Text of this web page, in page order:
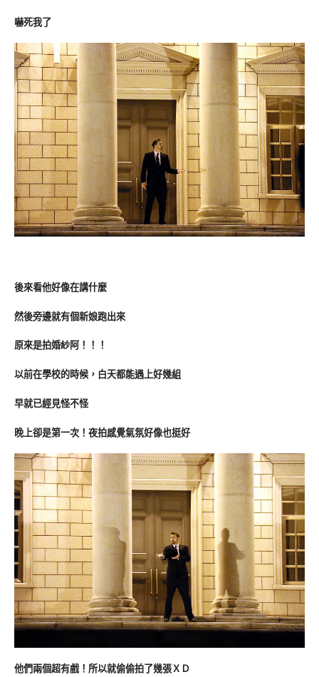
嚇死我了
後來看他好像在講什麼
然後旁邊就有個新娘跑出來
原來是拍婚紗阿！！！
以前在學校的時候，白天都能遇上好幾組
早就已經見怪不怪
晚上卻是第一次！夜拍感覺氣氛好像也挺好
他們兩個超有戲！所以就偷偷拍了幾張ＸＤ